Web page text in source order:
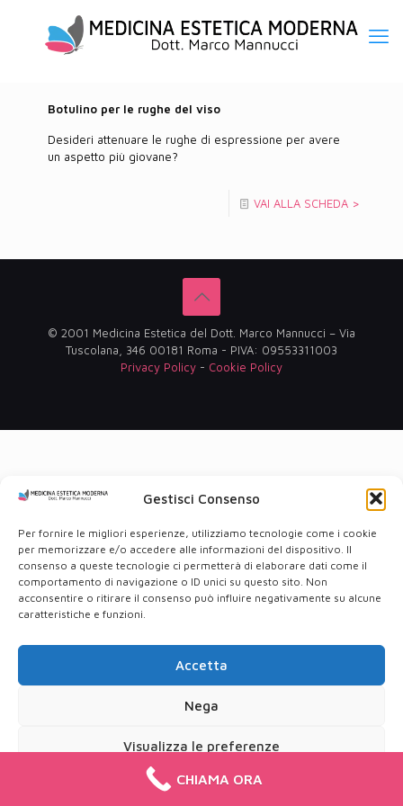
Gestisci Consenso
Per fornire le migliori esperienze, utilizziamo tecnologie come i cookie
per memorizzare e/o accedere alle informazioni del dispositivo. Il
consenso a queste tecnologie ci permetterà di elaborare dati come il
comportamento di navigazione o ID unici su questo sito. Non
acconsentire o ritirare il consenso può influire negativamente su alcune
caratteristiche e funzioni.
Accetta
Nega
Visualizza le preferenze
Cookie PolicyPrivacy Policy
Botulino per le rughe del viso
Desideri attenuare le rughe di espressione per avere
un aspetto più giovane?
VAI ALLA SCHEDA >
© 2001 Medicina Estetica del Dott. Marco Mannucci – Via
Tuscolana, 346 00181 Roma - PIVA: 09553311003
Privacy Policy - Cookie Policy
CHIAMA ORA